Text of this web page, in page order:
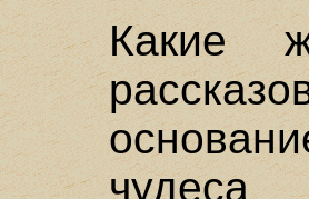
Какие
чудеса